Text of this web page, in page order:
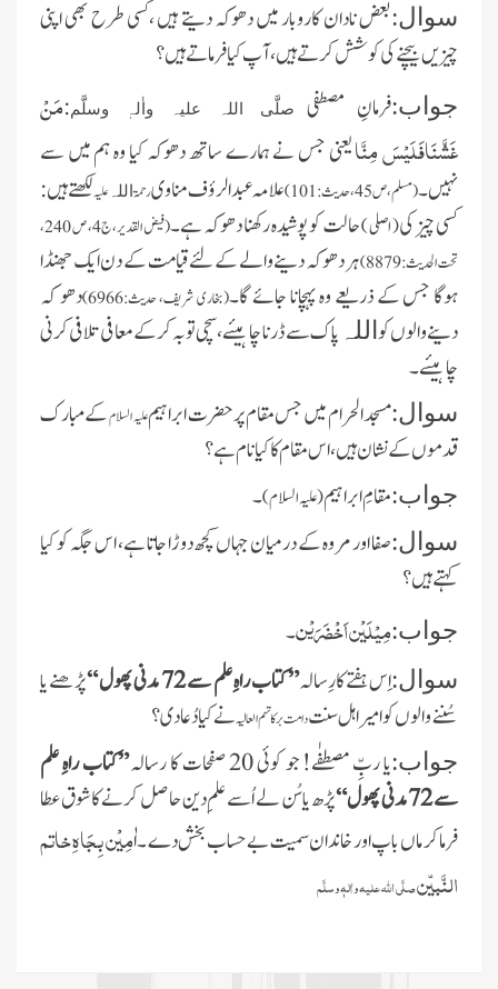
سوال:بعض نادان کاروبار میں دھوکہ دیتے ہیں ،کسی طرح بھی اپنی
چیزیں بیچنے کی کوشش کرتے ہیں، آپ کیا فرماتے ہیں ؟
جواب:فرمانِ مصطفی صلَّی اللہ علیہ واٰلہٖ وسلَّم:مَنْ
غَشَّنَافَلَیْسَ مِنَّایعنی جس نے ہمارے ساتھ دھوکہ کیا وہ ہم میں سے
نہیں۔(مسلم، ص45، حدیث: 101) علامہ عبدالرؤف مناویرحمۃ اللہعلیہلکھتے ہیں:
کسی چیز کی( اصلی )حالت کو پو شیده رکھنا دھوکہ ہے۔
(فيض القدير، ج 4، ص 240،
تحت الحديث: 8879)
ہر دھو کہ دینے والے کے لئے قیامت کے دن ایک جھنڈا
ہوگا جس کے ذریعے وہ پہچانا جائے گا۔(بخاری شریف، حدیث:6966)
دھو کہ
دینے والوں کو اللہ پاک سے ڈرنا چاہیئے ،سچی توبہ کر کے معافی تلافی کرنی
چاہیئے ۔
سوال:مسجد الحرام میں جس مقام پر حضرت ابراہیمعلیہ السلامکے مبارک
قدموں کے نشان ہیں، اس مقام کا کیا نام ہے؟
جواب:مقامِ ابراہیم(علیہ السلام)۔
سوال:صفا اور مروہ کے درمیان جہاں کچھ دوڑا جاتا ہے، اس جگہ کو کیا
کہتے ہیں ؟
جواب:مِیْلَیْن اَخْضَرَیْن۔
سوال:اِس ہفتے کارِسالہ” کتاب راہِ علم سے 72 مدنی پھول “
پڑھنے یا
سُننے والوں کو امیر اہل سنتدامت برکاتہم العالیہنے کیا دُعا دی ؟
جواب:یا ربِّ مصطفٰے! جو کوئی 20 صفحات کا رسالہ
”کتاب راہِ علم
سے 72 مدنی پھول“
پڑھ یا سُن لے اُسے علمِ دین حاصل کرنے کا شوق عطا
فرما کر ماں باپ اور خاندان سمیت بے حساب بخش دے ۔اٰمِیْن بِجَاہِ خاتم
النَّبیّنصلَّی اللہ علیہ واٰلہٖ وسلَّم